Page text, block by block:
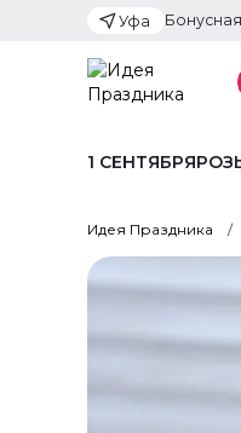
Уфа
1 СЕНТЯБРЯ
Идея Праздника